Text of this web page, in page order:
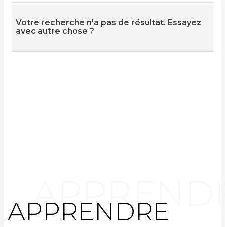
Votre recherche n'a pas de résultat. Essayez
avec autre chose ?
APPRENDRE